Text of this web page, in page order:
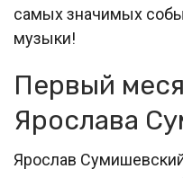
самых значимых
музыки!
Первый
Ярослава
Ярослав